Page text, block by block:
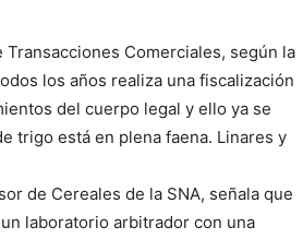
Comerciales, según la
los años realiza una fiscalización
del cuerpo legal y ello ya se
trigo está en plena faena. Linares y
de Cereales de la SNA, señala que
laboratorio arbitrador con una